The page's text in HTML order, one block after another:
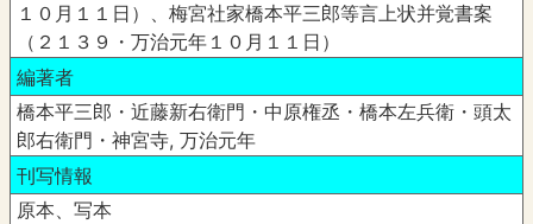
１０月１１日）、梅宮社家橋本平三郎等言上状并覚書案
（２１３９・万治元年１０月１１日）
編著者
橋本平三郎・近藤新右衛門・中原権丞・橋本左兵衛・頭太
郎右衛門・神宮寺, 万治元年
刊写情報
原本、写本